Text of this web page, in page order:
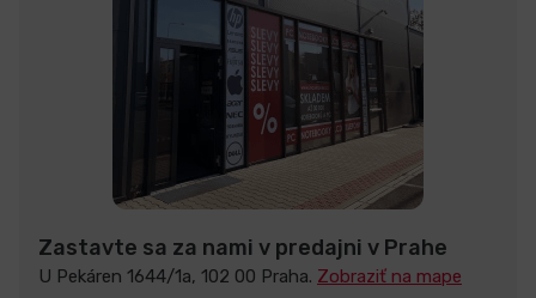
Zastavte sa za nami v predajni v Prahe
U Pekáren 1644/1a, 102 00 Praha. Zobraziť na mape